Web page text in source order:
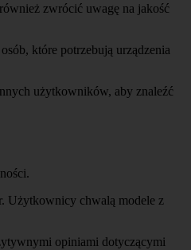
zwrócić uwagę na jakość
które potrzebują urządzenia
użytkowników, aby znaleźć
Użytkownicy chwalą modele z
opiniami dotyczącymi